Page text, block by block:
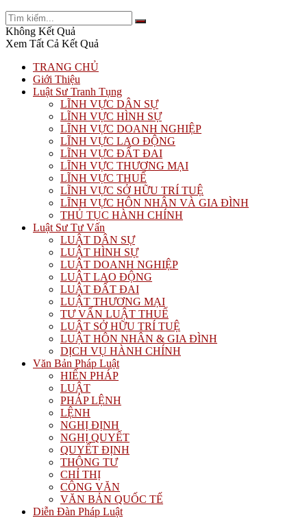
Không Kết Quả
Xem Tất Cả Kết Quả
TRANG CHỦ
Giới Thiệu
Luật Sư Tranh Tụng
LĨNH VỰC DÂN SỰ
LĨNH VỰC HÌNH SỰ
LĨNH VỰC DOANH NGHIỆP
LĨNH VỰC LAO ĐỘNG
LĨNH VỰC ĐẤT ĐAI
LĨNH VỰC THƯƠNG MẠI
LĨNH VỰC THUẾ
LĨNH VỰC SỞ HỮU TRÍ TUỆ
LĨNH VỰC HÔN NHÂN VÀ GIA ĐÌNH
THỦ TỤC HÀNH CHÍNH
Luật Sư Tư Vấn
LUẬT DÂN SỰ
LUẬT HÌNH SỰ
LUẬT DOANH NGHIỆP
LUẬT LAO ĐỘNG
LUẬT ĐẤT ĐAI
LUẬT THƯƠNG MẠI
TƯ VẤN LUẬT THUẾ
LUẬT SỞ HỮU TRÍ TUỆ
LUẬT HÔN NHÂN & GIA ĐÌNH
DỊCH VỤ HÀNH CHÍNH
Văn Bản Pháp Luật
HIẾN PHÁP
LUẬT
PHÁP LỆNH
LỆNH
NGHỊ ĐỊNH
NGHỊ QUYẾT
QUYẾT ĐỊNH
THÔNG TƯ
CHỈ THỊ
CÔNG VĂN
VĂN BẢN QUỐC TẾ
Diễn Đàn Pháp Luật